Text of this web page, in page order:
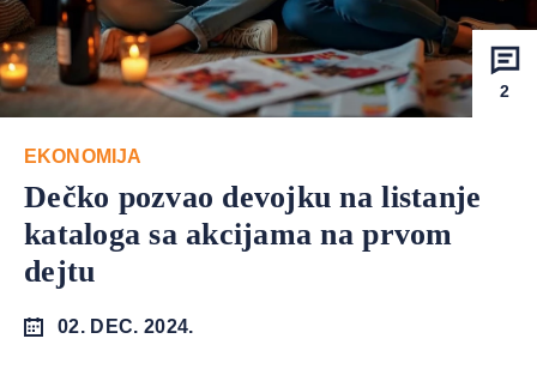
2
EKONOMIJA
Dečko pozvao devojku na listanje
kataloga sa akcijama na prvom
dejtu
02. DEC. 2024.